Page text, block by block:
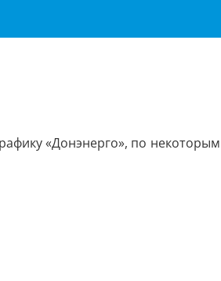
«Донэнерго», по